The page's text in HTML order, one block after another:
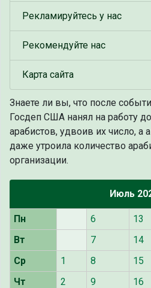
Рекламируйтесь у нас
Рекомендуйте нас
Карта сайта
Знаете ли вы, что после
Госдеп США нанял на работу
арабистов, удвоив их число, а
даже утроила количество
организации.
Июль
Пн 6 13
Вт
7 14
Ср
1 8 15
Чт
2 9 16